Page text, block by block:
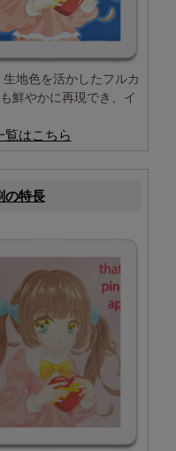
地色を活かしたフルカ
鮮やかに再現でき、イ
覧はこちら
の特長